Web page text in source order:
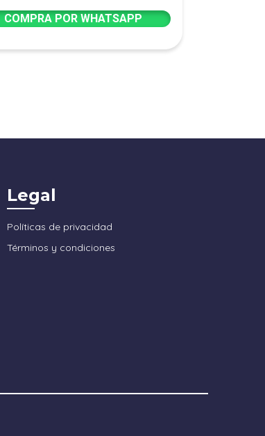
COMPRA POR WHATSAPP
Legal
Políticas de privacidad
Términos y condiciones